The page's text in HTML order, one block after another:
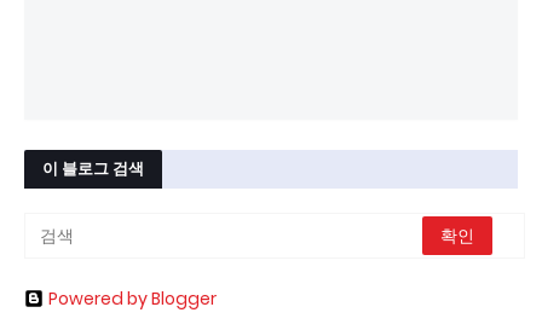
이 블로그 검색
Powered by Blogger